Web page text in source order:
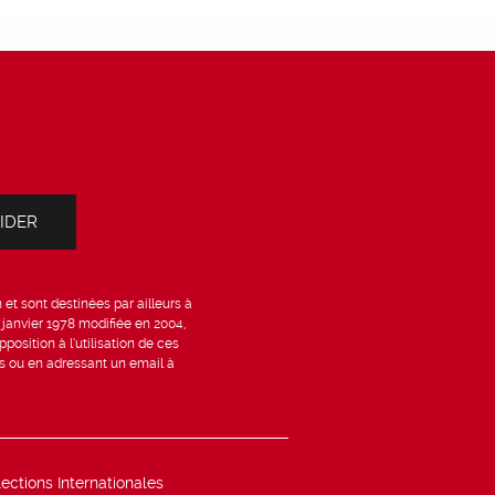
sont destinées par ailleurs à
1978 modifiée en 2004,
à l’utilisation de ces
ou en adressant un email à
Internationales